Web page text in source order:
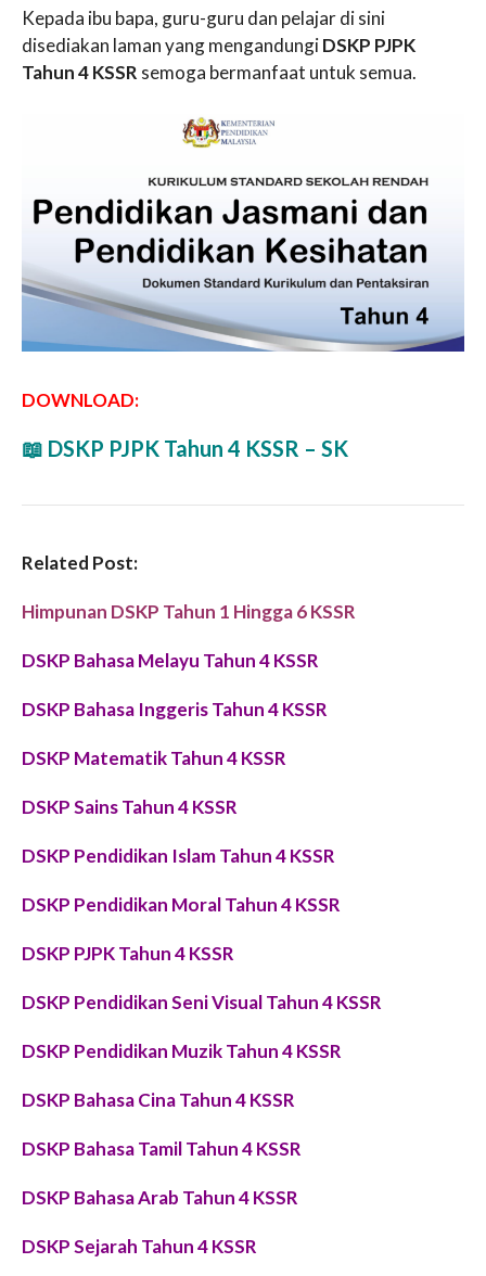
Kepada ibu bapa, guru-guru dan pelajar di sini
disediakan laman yang mengandungiDSKP PJPK
Tahun 4 KSSR semoga bermanfaat untuk semua.
DOWNLOAD:
📖 DSKP PJPK Tahun 4 KSSR – SK
Related Post:
Himpunan DSKP Tahun 1 Hingga 6 KSSR
DSKP Bahasa Melayu Tahun 4 KSSR
DSKP Bahasa Inggeris Tahun 4 KSSR
DSKP Matematik Tahun 4 KSSR
DSKPSainsTahun 4 KSSR
DSKP Pendidikan Islam Tahun 4 KSSR
DSKP Pendidikan Moral Tahun 4 KSSR
DSKP PJPK Tahun 4 KSSR
DSKP Pendidikan Seni Visual Tahun 4 KSSR
DSKP Pendidikan Muzik Tahun 4 KSSR
DSKP Bahasa Cina Tahun 4 KSSR
DSKP Bahasa Tamil Tahun 4 KSSR
DSKP Bahasa Arab Tahun 4 KSSR
DSKP Sejarah Tahun 4 KSSR